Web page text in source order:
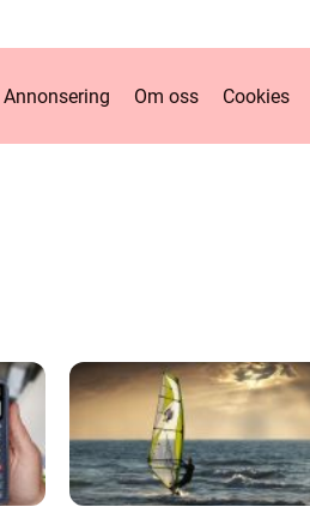
Annonsering Om oss Cookies